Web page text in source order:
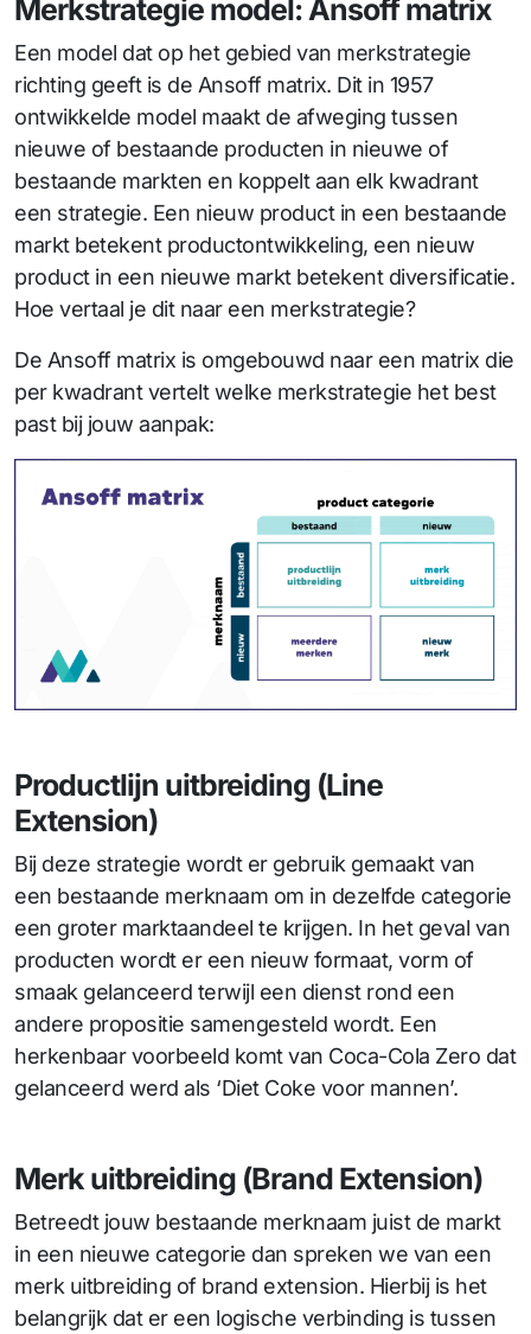
Merkstrategie model: Ansoff matrix
Een model dat op het gebied van merkstrategie
richting geeft is de Ansoff matrix. Dit in 1957
ontwikkelde model maakt de afweging tussen
nieuwe of bestaande producten in nieuwe of
bestaande markten en koppelt aan elk kwadrant
een strategie. Een nieuw product in een bestaande
markt betekent productontwikkeling, een nieuw
product in een nieuwe markt betekent diversificatie.
Hoe vertaal je dit naar een merkstrategie?
De Ansoff matrix is omgebouwd naar een matrix die
per kwadrant vertelt welke merkstrategie het best
past bij jouw aanpak:
Productlijn uitbreiding (Line
Extension)
Bij deze strategie wordt er gebruik gemaakt van
een bestaande merknaam om in dezelfde categorie
een groter marktaandeel te krijgen. In het geval van
producten wordt er een nieuw formaat, vorm of
smaak gelanceerd terwijl een dienst rond een
andere propositie samengesteld wordt. Een
herkenbaar voorbeeld komt van Coca-Cola Zero dat
gelanceerd werd als ‘Diet Coke voor mannen’.
Merk uitbreiding (Brand Extension)
Betreedt jouw bestaande merknaam juist de markt
in een nieuwe categorie dan spreken we van een
merk uitbreiding of brand extension. Hierbij is het
belangrijk dat er een logische verbinding is tussen